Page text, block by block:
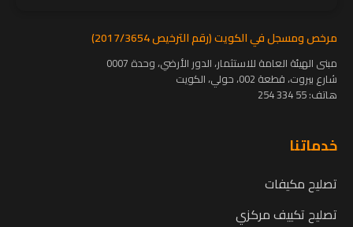
مرخص ومسجل في الكويت (رقم الترخيص 2017/3654)
مبنى الهيئة العامة للاستثمار، الدور الأرضي، وحدة 0007
شارع بيروت، قطعة 002، حولي، الكويت
هاتف:55 334 254
خدماتنا
تصليح مكيفات
تصليح تكييف مركزي